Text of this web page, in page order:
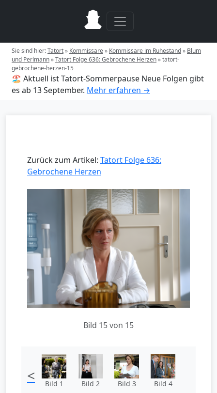
Sie sind hier:Tatort» Kommissare» Kommissare im Ruhestand» Blum
und Perlmann»Tatort Folge 636: Gebrochene Herzen»tatort-
gebrochene-herzen-15
🏖️ Aktuell ist Tatort-Sommerpause Neue Folgen gibt
es ab 13 September. Mehr erfahren →
Zurück zum Artikel: Tatort Folge 636:
Gebrochene Herzen
Bild 15 von 15
< Bild 1 Bild 2 Bild 3 Bild 4